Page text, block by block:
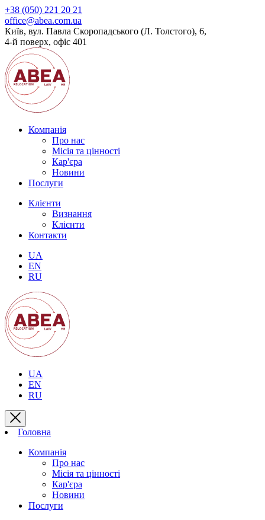
+38 (050) 221 20 21
office@abea.com.ua
Київ, вул. Павла Скоропадського (Л. Толстого), 6,
4-й поверх, офіс 401
Компанія
Про нас
Місія та цінності
Кар'єра
Новини
Послуги
Клієнти
Визнання
Клієнти
Контакти
UA
EN
RU
UA
EN
RU
Головна
Компанія
Про нас
Місія та цінності
Кар'єра
Новини
Послуги